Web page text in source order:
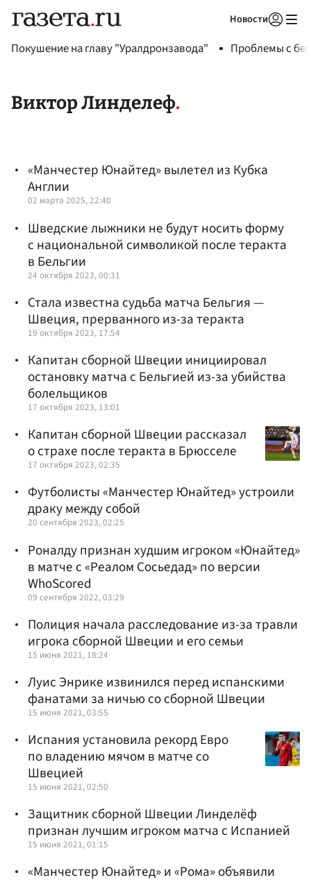
Новости
Покушение на главу "Уралдронзавода" Проблемы с
Виктор Линделеф
«Манчестер Юнайтед» вылетел из Кубка
Англии
02 марта 2025, 22:40
Шведские лыжники не будут носить форму
с национальной символикой после теракта
в Бельгии
24 октября 2023, 00:31
Стала известна судьба матча Бельгия —
Швеция, прерванного из-за теракта
19 октября 2023, 17:54
Капитан сборной Швеции инициировал
остановку матча с Бельгией из-за убийства
болельщиков
17 октября 2023, 13:01
Капитан сборной Швеции рассказал
о страхе после теракта в Брюсселе
17 октября 2023, 02:35
Футболисты «Манчестер Юнайтед» устроили
драку между собой
20 сентября 2023, 02:25
Роналду признан худшим игроком «Юнайтед»
в матче с «Реалом Сосьедад» по версии
WhoScored
09 сентября 2022, 03:29
Полиция начала расследование из-за травли
игрока сборной Швеции и его семьи
15 июня 2021, 18:24
Луис Энрике извинился перед испанскими
фанатами за ничью со сборной Швеции
15 июня 2021, 03:55
Испания установила рекорд Евро
по владению мячом в матче со
Швецией
15 июня 2021, 02:50
Защитник сборной Швеции Линделёф
признан лучшим игроком матча с Испанией
15 июня 2021, 01:15
«Манчестер Юнайтед» и «Рома» объявили